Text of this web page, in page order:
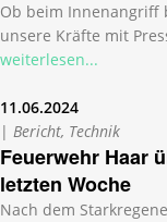
Ob beim Innenangriff
unsere Kräfte mit
weiterlesen...
11.06.2024
| Bericht, Technik
Feuerwehr Haar
letzten Woche
Nach dem